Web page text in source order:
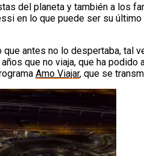
del planeta y también a los
en lo que puede ser su
antes no lo despertaba,
que no viaja, que ha
Amo Viajar, que se